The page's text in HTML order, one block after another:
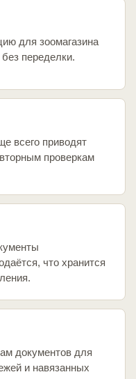
для зоомагазина
переделки.
всего приводят
проверкам
что хранится
документов для
и навязанных